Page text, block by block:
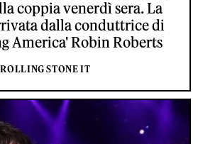
coppia venerdì sera. La
dalla conduttrice di
America' Robin Roberts
STONE IT